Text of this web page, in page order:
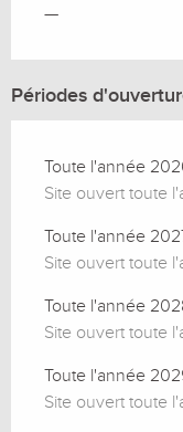
—
Périodes
Toute l'année
Site ouvert toute
Toute l'année
Site ouvert toute
Toute l'année
Site ouvert toute
Toute l'année
Site ouvert toute